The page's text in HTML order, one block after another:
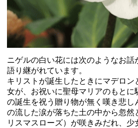
ニゲルの白い花には次のようなお話
語り継がれています。
キリストが誕生したときにマデロン
女が、お祝いに聖母マリアのもとに
の誕生を祝う贈り物が無く嘆き悲し
の流した涙が落ちた土の中から忽然
リスマスローズ）が咲きみだれ、少